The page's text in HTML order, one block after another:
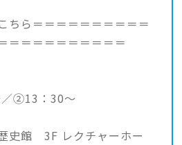
ちら＝＝＝＝＝＝＝＝＝＝
＝＝＝＝＝＝＝＝＝＝
：30～
館 3F レクチャーホー